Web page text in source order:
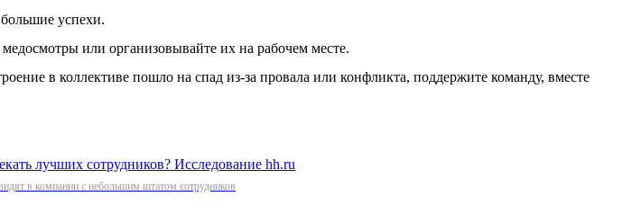
успехи.
или организовывайте их на рабочем месте.
в коллективе пошло на спад из-за провала или конфликта, поддержите команду, вместе
в компании с небольшим штатом сотрудников